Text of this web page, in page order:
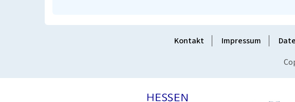
Kontakt Impressum